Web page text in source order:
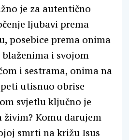
je za autentično
ljubavi prema
posebice prema onima
i svojom
i sestrama, onima na
utisnuo obrise
svjetlu ključno je
živim? Komu darujem
smrti na križu Isus